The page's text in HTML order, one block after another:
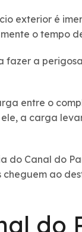
exterior é
o tempo
fazer a
entre o
a carga
do Canal do
ao
do